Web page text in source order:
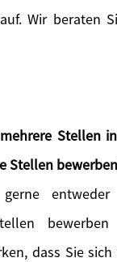
Wir beraten
Stellen
Stellen
dass Sie